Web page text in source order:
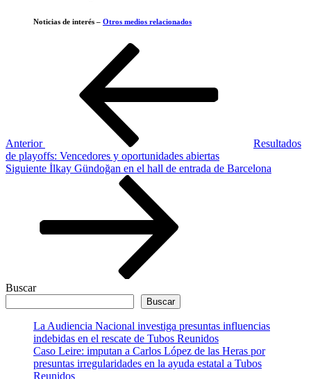
Noticias de interés – Otros medios relacionados
Anterior
Resultados
de playoffs: Vencedores y oportunidades abiertas
Siguiente
Siguiente İlkay Gündoğan en el hall de entrada de Barcelona
Buscar
Buscar
La Audiencia Nacional investiga presuntas influencias
indebidas en el rescate de Tubos Reunidos
Caso Leire: imputan a Carlos López de las Heras por
presuntas irregularidades en la ayuda estatal a Tubos
Reunidos